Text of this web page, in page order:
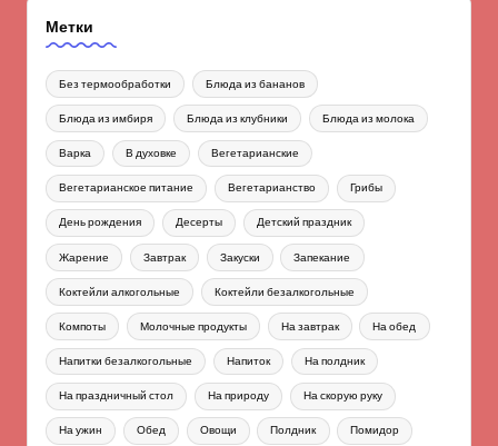
Метки
Без термообработки Блюда из бананов
Блюда из имбиря Блюда из клубники Блюда из молока
Варка В духовке Вегетарианские
Вегетарианское питание Вегетарианство Грибы
День рождения Десерты Детский праздник
Жарение Завтрак Закуски Запекание
Коктейли алкогольные Коктейли безалкогольные
Компоты Молочные продукты На завтрак На обед
Напитки безалкогольные Напиток На полдник
На праздничный стол На природу На скорую руку
На ужин Обед Овощи Полдник Помидор